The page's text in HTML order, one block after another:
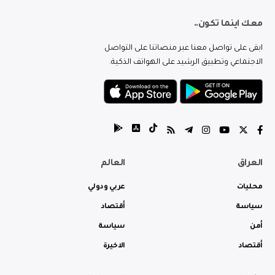
معك اينما تكون..
ابقى على تواصل معنا عبر منصاتنا على التواصل
الاجتماعي وتطبيق الرشيد على الهواتف الذكية.
العراق
محليات
سياسة
أمن
أقتصاد
العالم
عربي ودولي
أقتصاد
سياسة
الاخيرة